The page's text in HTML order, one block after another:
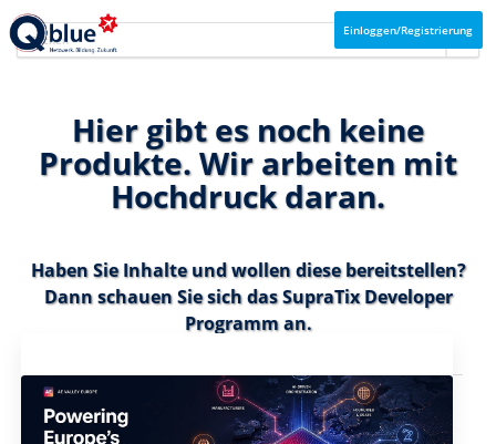
Einloggen/Registrierung
Hier gibt es noch keine
Produkte. Wir arbeiten mit
Hochdruck daran.
Haben Sie Inhalte und wollen diese bereitstellen?
Dann schauen Sie sich dasSupraTix Developer
Programman.